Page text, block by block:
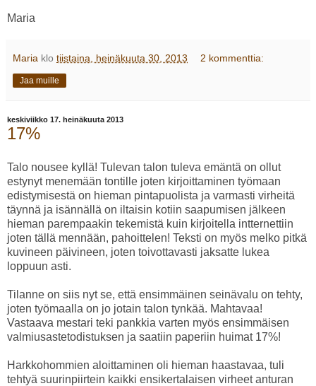
Maria
Maria klo tiistaina, heinäkuuta 30, 2013 2 kommenttia:
Jaa muille
keskiviikko 17. heinäkuuta 2013
17%
Talo nousee kyllä! Tulevan talon tuleva emäntä on ollut
estynyt menemään tontille joten kirjoittaminen työmaan
edistymisestä on hieman pintapuolista ja varmasti virheitä
täynnä ja isännällä on iltaisin kotiin saapumisen jälkeen
hieman parempaakin tekemistä kuin kirjoitella intternettiin
joten tällä mennään, pahoittelen! Teksti on myös melko pitkä
kuvineen päivineen, joten toivottavasti jaksatte lukea
loppuun asti.
Tilanne on siis nyt se, että ensimmäinen seinävalu on tehty,
joten työmaalla on jo jotain talon tynkää. Mahtavaa!
Vastaava mestari teki pankkia varten myös ensimmäisen
valmiusastetodistuksen ja saatiin paperiin huimat 17%!
Harkkohommien aloittaminen oli hieman haastavaa, tuli
tehtyä suurinpiirtein kaikki ensikertalaisen virheet anturan